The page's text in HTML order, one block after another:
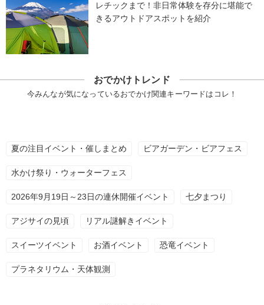
レチックまで！非日常体験を存分に堪能で
きるアウトドアスポットを紹介
おでかけトレンド
今みんなが気になっているおでかけ関連キーワードはコレ！
夏の注目イベント・催しまとめ ビアガーデン・ビアフェス
水かけ祭り・ウォーターフェス
2026年9月19日～23日の連休開催イベント 七夕まつり
アジサイの見頃 リアル謎解きイベント
スイーツイベント お酒イベント 恐竜イベント
プラネタリウム・天体観測